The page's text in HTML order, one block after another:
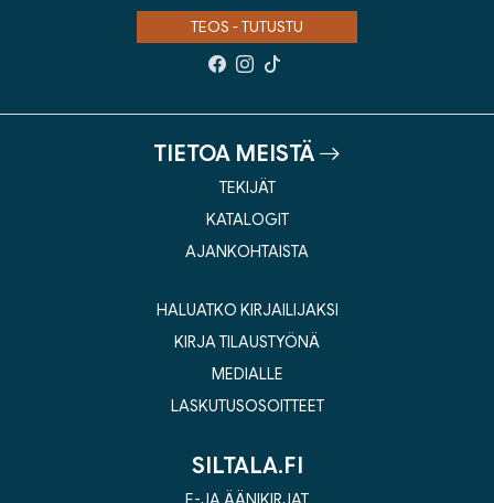
TEOS - TUTUSTU
TIETOA MEISTÄ
TEKIJÄT
KATALOGIT
AJANKOHTAISTA
HALUATKO KIRJAILIJAKSI
KIRJA TILAUSTYÖNÄ
MEDIALLE
LASKUTUSOSOITTEET
SILTALA.FI